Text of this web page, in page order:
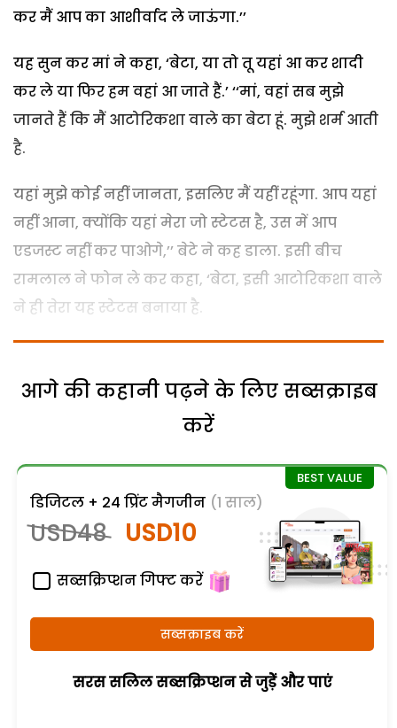
कर मैं आप का आशीर्वाद ले जाऊंगा.’’
यह सुन कर मां ने कहा, ‘बेटा, या तो तू यहां आ कर शादी
कर ले या फिर हम वहां आ जाते हैं.’ ‘‘मां, वहां सब मुझे
जानते हैं कि मैं आटोरिकशा वाले का बेटा हूं. मुझे शर्म आती
है.
यहां मुझे कोई नहीं जानता, इसलिए मैं यहीं रहूंगा. आप यहां
नहीं आना, क्योंकि यहां मेरा जो स्टेटस है, उस में आप
एडजस्ट नहीं कर पाओगे,’’ बेटे ने कह डाला. इसी बीच
रामलाल ने फोन ले कर कहा, ‘बेटा, इसी आटोरिकशा वाले
ने ही तेरा यह स्टेटस बनाया है.
आगे की कहानी पढ़ने के लिए सब्सक्राइब
करें
डिजिटल + 24 प्रिंट मैगजीन (1 साल)
USD48 USD10
सब्सक्रिप्शन गिफ्ट करें
सब्सक्राइब करें
सरस सलिल सब्सक्रिप्शन से जुड़ेें और पाएं